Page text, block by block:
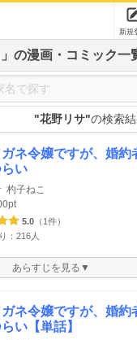
新規
」の漫画・コミック一
"花野リサ"の検索
ネ令嬢ですが、婚約
い
杓子ねこ
5.0 （1件）
：216人
あらすじを見る▼
ネ令嬢ですが、婚約
い【単話】